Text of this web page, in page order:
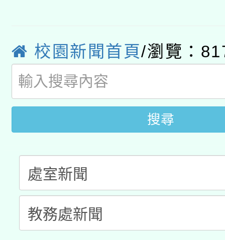
薪期間赴陸應申請許可
轉知經濟部水利署委託
業技術研究院辦理「
用水績優單位及節水達
115年8月22日(星期六
桃園市孔廟祈福系列
開 智慧啟航」
2026年桃園地景藝術
校園新聞首頁/瀏覽：
搜尋